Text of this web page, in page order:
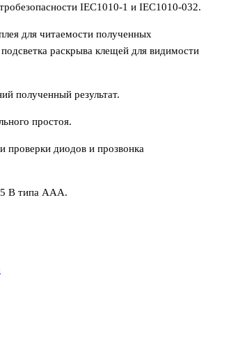
IEC1010-1 и IEC1010-032.
для читаемости полученных
раскрыва клещей для видимости
полученный результат.
простоя.
проверки диодов и прозвонка
В типа ААА.